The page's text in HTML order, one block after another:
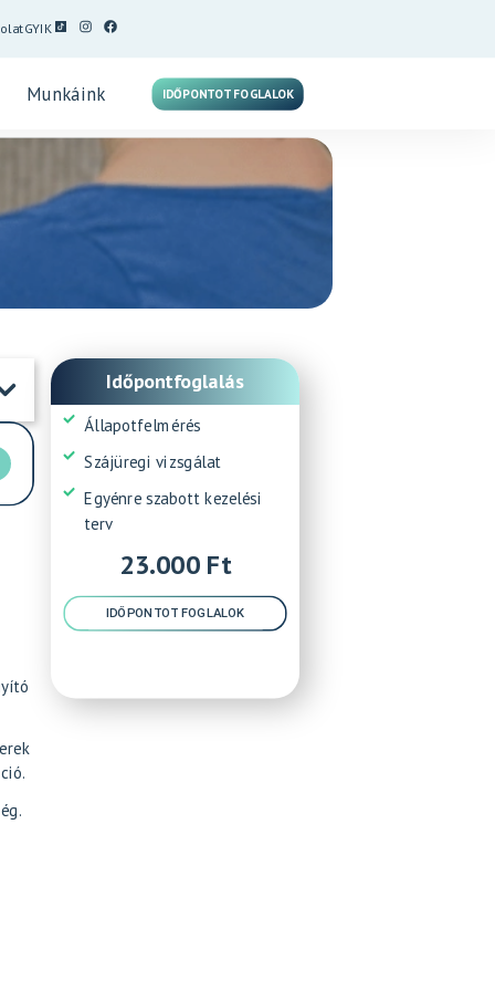
GYIK
Munkáink IDŐPONTOT FOGLALOK
Időpontfoglalás
Állapotfelmérés
Szájüregi vizsgálat
Egyénre szabott kezelési
terv
23.000 Ft
IDŐPONTOT FOGLALOK